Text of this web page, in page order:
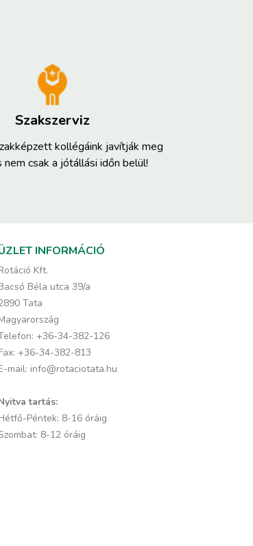
Szakszerviz
kollégáink javítják meg
nem csak a jótállási időn belül!
INFORMÁCIÓ
Kft.
Béla utca 39/a
Tata
+36-34-382-126
+36-34-382-813
mail: info@rotaciotata.hu
tartás:
Péntek: 8-16 óráig
8-12 óráig